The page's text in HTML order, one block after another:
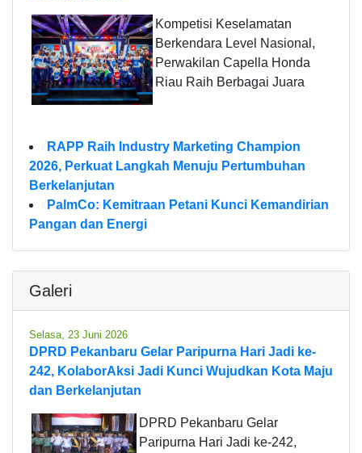
Kompetisi Keselamatan
Berkendara Level Nasional,
Perwakilan Capella Honda
Riau Raih Berbagai Juara
RAPP Raih Industry Marketing Champion
2026, Perkuat Langkah Menuju Pertumbuhan
Berkelanjutan
PalmCo: Kemitraan Petani Kunci Kemandirian
Pangan dan Energi
Galeri
Selasa, 23 Juni 2026
DPRD Pekanbaru Gelar Paripurna Hari Jadi ke-
242, KolaborAksi Jadi Kunci Wujudkan Kota Maju
dan Berkelanjutan
DPRD Pekanbaru Gelar
Paripurna Hari Jadi ke-242,